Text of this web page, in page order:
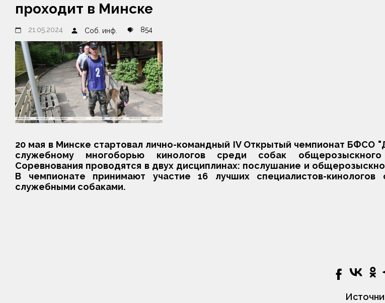
проходит в Минске
21.05.2024 Соб. инф. 854
20 мая в Минске стартовал лично-командный IV Открытый чемпионат БФСО
служебному многоборью кинологов среди собак
Соревнования проводятся в двух дисциплинах: послушание и
В чемпионате принимают участие 16 лучших специалистов-кинологов
служебными собаками.